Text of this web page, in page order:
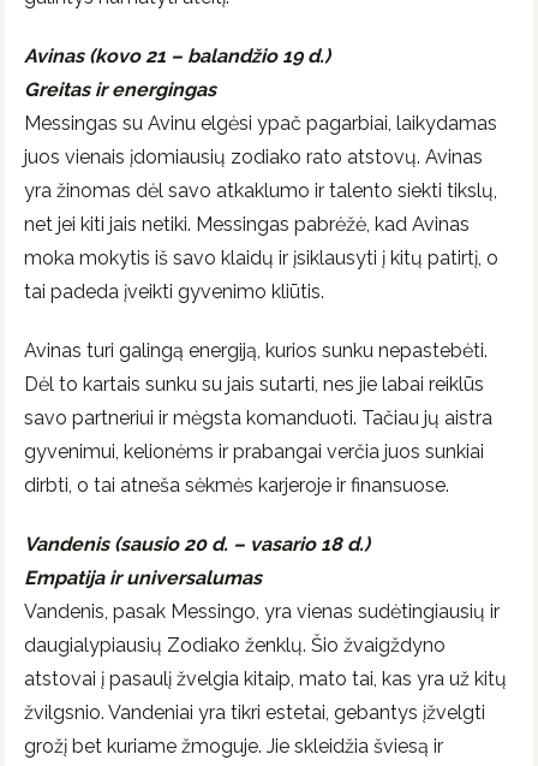
Avinas (kovo 21 – balandžio 19 d.)
Greitas ir energingas
Messingas su Avinu elgėsi ypač pagarbiai, laikydamas
juos vienais įdomiausių zodiako rato atstovų. Avinas
yra žinomas dėl savo atkaklumo ir talento siekti tikslų,
net jei kiti jais netiki. Messingas pabrėžė, kad Avinas
moka mokytis iš savo klaidų ir įsiklausyti į kitų patirtį, o
tai padeda įveikti gyvenimo kliūtis.
Avinas turi galingą energiją, kurios sunku nepastebėti.
Dėl to kartais sunku su jais sutarti, nes jie labai reiklūs
savo partneriui ir mėgsta komanduoti. Tačiau jų aistra
gyvenimui, kelionėms ir prabangai verčia juos sunkiai
dirbti, o tai atneša sėkmės karjeroje ir finansuose.
Vandenis (sausio 20 d. – vasario 18 d.)
Empatija ir universalumas
Vandenis, pasak Messingo, yra vienas sudėtingiausių ir
daugialypiausių Zodiako ženklų. Šio žvaigždyno
atstovai į pasaulį žvelgia kitaip, mato tai, kas yra už kitų
žvilgsnio. Vandeniai yra tikri estetai, gebantys įžvelgti
grožį bet kuriame žmoguje. Jie skleidžia šviesą ir